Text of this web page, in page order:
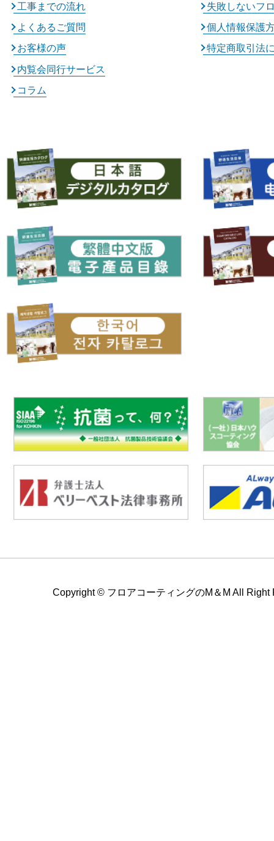
工事までの流れ
よくあるご質問
お客様の声
内覧会同行サービス
コラム
失敗しないフ
個人情報保護
特定商取引法
Copyright © フロアコーティングのM＆M All Right